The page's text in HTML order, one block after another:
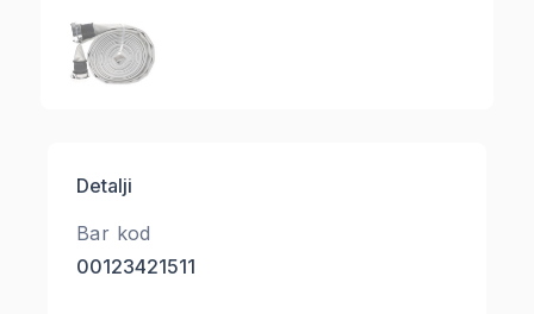
Detalji
Bar kod
00123421511